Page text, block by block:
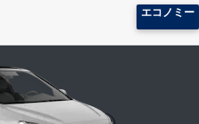
エコノミー